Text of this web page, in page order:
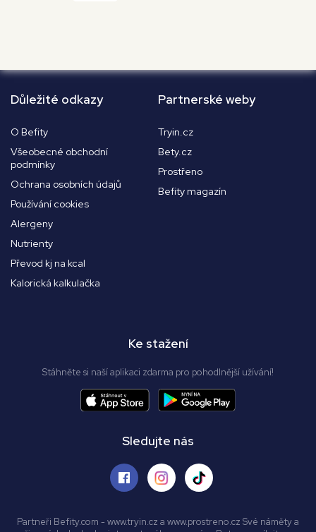
Důležité odkazy
O Befity
Všeobecné obchodní
podmínky
Ochrana osobních údajů
Používání cookies
Alergeny
Nutrienty
Převod kj na kcal
Kalorická kalkulačka
Partnerské weby
Tryin.cz
Bety.cz
Prostřeno
Befity magazín
Ke stažení
Stáhněte si naší aplikaci zdarma pro pohodlnější užívání!
Sledujte nás
Partneři Befity.com - www.tryin.cz a www.prostreno.cz Své náměty a